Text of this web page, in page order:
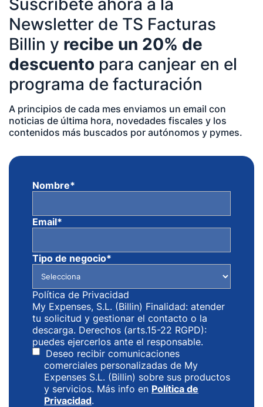
Newsletter de TS Facturas
Billin y recibe un 20% de
descuento para canjear en el
programa de facturación
A principios de cada mes enviamos un email con
noticias de última hora, novedades fiscales y los
contenidos más buscados por autónomos y pymes.
Nombre*
Email*
Tipo de negocio*
Política de Privacidad
My Expenses, S.L. (Billin) Finalidad: atender
tu solicitud y gestionar el contacto o la
descarga. Derechos (arts.15-22 RGPD):
puedes ejercerlos ante el responsable.
Deseo recibir comunicaciones
comerciales personalizadas de My
Expenses S.L. (Billin) sobre sus productos
y servicios. Más info en Política de
Privacidad.